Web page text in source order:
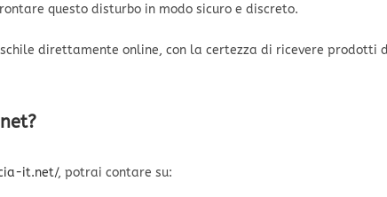
questo disturbo in modo sicuro e discreto.
direttamente online, con la certezza di ricevere prodotti
it.net/, potrai contare su: